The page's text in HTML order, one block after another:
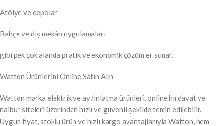
Atölye ve depolar
Bahçe ve dış mekân uygulamaları
gibi pek çok alanda pratik ve ekonomik çözümler sunar.
Watton Ürünlerini Online Satın Alın
Watton marka elektrik ve aydınlatma ürünleri, online hırdavat ve
nalbur siteleri üzerinden hızlı ve güvenli şekilde temin edilebilir.
Uygun fiyat, stoklu ürün ve hızlı kargo avantajlarıyla Watton, hem